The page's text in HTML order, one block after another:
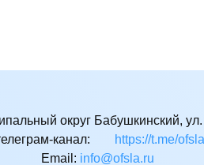
округ Бабушкинский,
канал:
https://t.me/
Email: ur.alsfo@ofni